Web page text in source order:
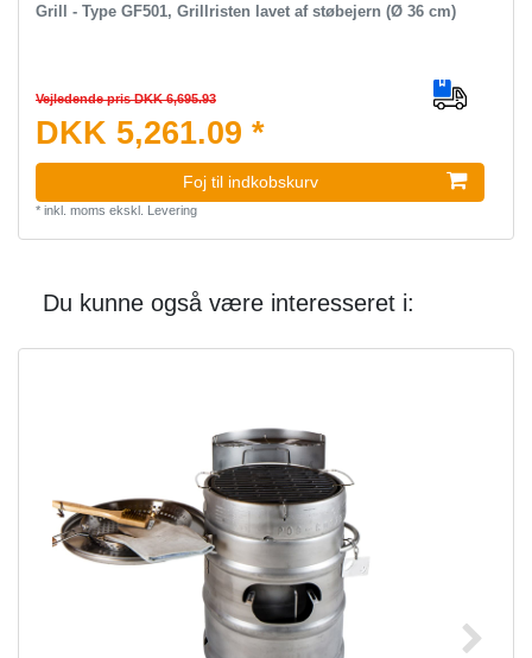
Grill - Type GF501, Grillristen lavet af støbejern (Ø 36 cm)
Vejledende pris DKK 6,695.93
DKK 5,261.09 *
Foj til indkobskurv
* inkl. moms ekskl. Levering
Du kunne også være interesseret i: